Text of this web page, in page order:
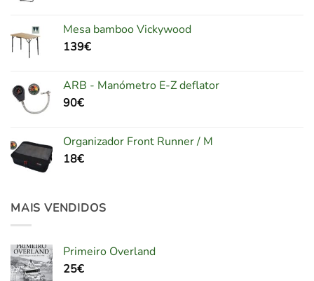
Mesa bamboo Vickywood
139€
ARB - Manómetro E-Z deflator
90€
Organizador Front Runner / M
18€
MAIS VENDIDOS
Primeiro Overland
25€